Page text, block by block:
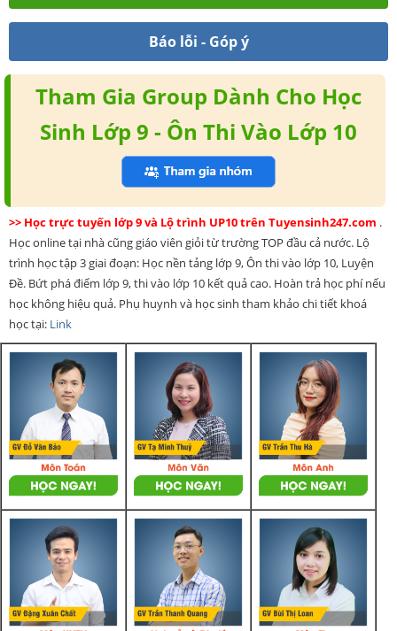
Báo lỗi - Góp ý
Tham Gia Group Dành Cho Học
Sinh Lớp 9 - Ôn Thi Vào Lớp 10
>> Học trực tuyến lớp 9 và Lộ trình UP10 trên Tuyensinh247.com .
Học online tại nhà cũng giáo viên giỏi từ trường TOP đầu cả nước. Lộ
trình học tập 3 giai đoạn: Học nền tảng lớp 9, Ôn thi vào lớp 10, Luyện
Đề. Bứt phá điểm lớp 9, thi vào lớp 10 kết quả cao. Hoàn trả học phí nếu
học không hiệu quả. Phụ huynh và học sinh tham khảo chi tiết khoá
học tại: Link